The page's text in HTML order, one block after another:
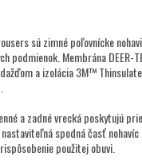
sú zimné poľovnícke
podmienok. Membrána
a izolácia 3M™
a zadné vrecká poskytujú
spodná časť
použitej obuvi.